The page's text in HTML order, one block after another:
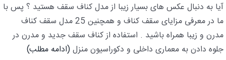
آیا به دنبال عکس های بسیار زیبا از مدل کناف سقف هستید ؟ پس با
ما در معرفی مزایای سقف کناف و همچنین 25 مدل سقف کناف
مدرن و زیبا همراه باشید . استفاده از کناف سقف جدید و مدرن در
جلوه دادن به معماری داخلی و دکوراسیون منزل(ادامه مطلب)